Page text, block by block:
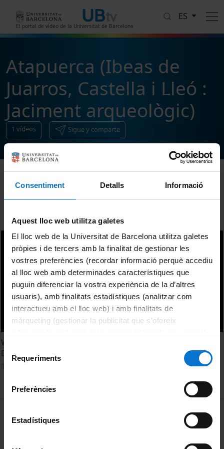
Consentiment Detalls Informació
Aquest lloc web utilitza galetes
El lloc web de la Universitat de Barcelona utilitza galetes
pròpies i de tercers amb la finalitat de gestionar les
vostres preferències (recordar informació perquè accediu
al lloc web amb determinades característiques que
puguin diferenciar la vostra experiència de la d’altres
usuaris), amb finalitats estadístiques (analitzar com
interactueu amb el lloc web) i amb finalitats de
màrqueting (gestionar la publicitat que s’ofereix
consultar laPolítica de galetes del lloc web de la
Requeriments
Preferències
Estadístiques
El portal de vídeo de la Universitat de Barcelona
ES
Atapuerca (Ibeas de
Juarros, Castella i Lleó :
Jaciment arqueològic)
1 vídeos Sigue y comparte
Ordenar
What si a nice flake like you doing in a place like this?
Esther López Ortega
19 Octubre, 2015
MENÚ PEU 1
Política de Cookies